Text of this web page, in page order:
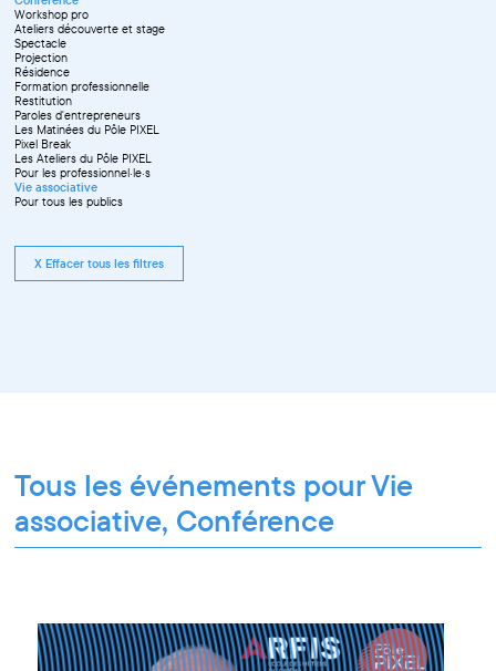
Workshop pro
Ateliers découverte et stage
Spectacle
Projection
Résidence
Formation professionnelle
Restitution
Paroles d'entrepreneurs
Les Matinées du Pôle PIXEL
Pixel Break
Les Ateliers du Pôle PIXEL
Pour les professionnel·le·s
Vie associative
Pour tous les publics
X Effacer tous les filtres
Tous les événements pour Vie
associative, Conférence